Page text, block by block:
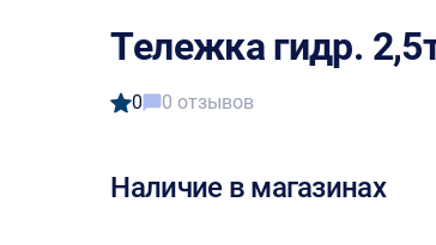
Тележка гидр.
0 0 отзывов
Наличие в магазинах